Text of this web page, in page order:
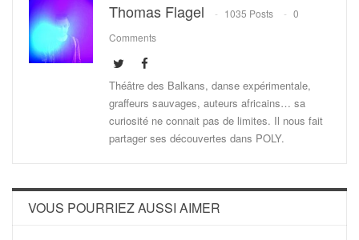
Thomas Flagel 1035 Posts
0
Comments
Théâtre des Balkans, danse expérimentale,
graffeurs sauvages, auteurs africains… sa
curiosité ne connait pas de limites. Il nous fait
partager ses découvertes dans POLY.
VOUS POURRIEZ AUSSI AIMER